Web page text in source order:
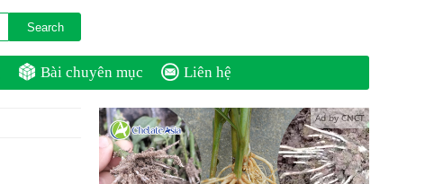
Bài chuyên mục Liên hệ
Ad by CNCT